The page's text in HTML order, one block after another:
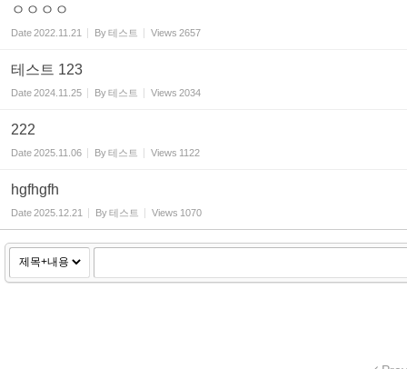
ㅇㅇㅇㅇ
Date2022.11.21 By테스트 Views 2657
테스트 123
Date2024.11.25 By테스트 Views 2034
222
Date2025.11.06 By테스트 Views 1122
hgfhgfh
Date2025.12.21 By테스트 Views 1070